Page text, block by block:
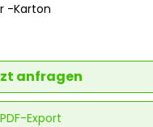
-Karton
anfragen
PDF-Export